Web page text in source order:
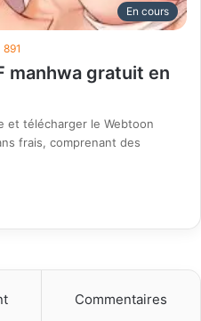
En cours
891
manhwa gratuit en
et télécharger le Webtoon
frais, comprenant des
Commentaires